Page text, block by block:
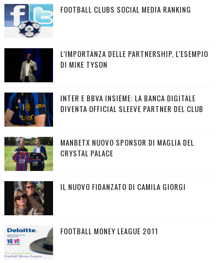
FOOTBALL CLUBS SOCIAL MEDIA RANKING
L’IMPORTANZA DELLE PARTNERSHIP, L’ESEMPIO
DI MIKE TYSON
INTER E BBVA INSIEME: LA BANCA DIGITALE
DIVENTA OFFICIAL SLEEVE PARTNER DEL CLUB
MANBETX NUOVO SPONSOR DI MAGLIA DEL
CRYSTAL PALACE
IL NUOVO FIDANZATO DI CAMILA GIORGI
FOOTBALL MONEY LEAGUE 2011